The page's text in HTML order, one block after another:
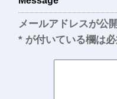
メールアドレスが公
* が付いている欄は